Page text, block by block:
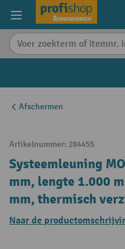
content
Afschermen
Artikelnummer: 284455
Systeemleuning
mm, lengte 1.000
mm, thermisch
Naar de